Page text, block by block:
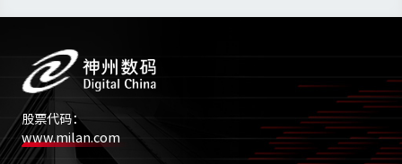
股票代码：
www.milan.com